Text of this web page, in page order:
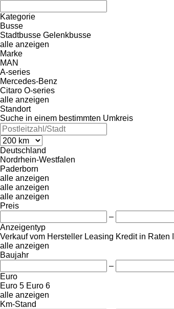
Kategorie
Busse
Stadtbusse Gelenkbusse
alle anzeigen
Marke
MAN
A-series
Mercedes-Benz
Citaro O-series
alle anzeigen
Standort
Suche in einem bestimmten Umkreis
Deutschland
Nordrhein-Westfalen
Paderborn
alle anzeigen
alle anzeigen
alle anzeigen
Preis
–
Anzeigentyp
Verkauf vom Hersteller Leasing Kredit in Raten
alle anzeigen
Baujahr
–
Euro
Euro 5 Euro 6
alle anzeigen
Km-Stand